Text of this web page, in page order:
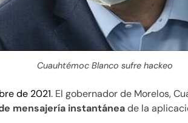
Cuauhtémoc Blanco sufre hackeo
de 2021. El gobernador de Morelos,
mensajería instantáneade la